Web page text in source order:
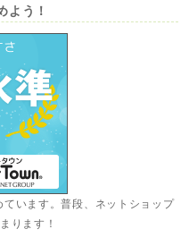
よう！
います。普段、ネットショップ
ります！